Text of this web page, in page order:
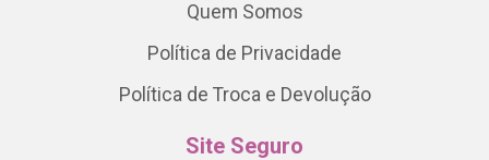
Quem Somos
Política de Privacidade
Política de Troca e Devolução
Site Seguro